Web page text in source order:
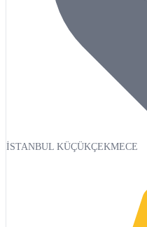
İSTANBUL KÜÇÜKÇEKMECE